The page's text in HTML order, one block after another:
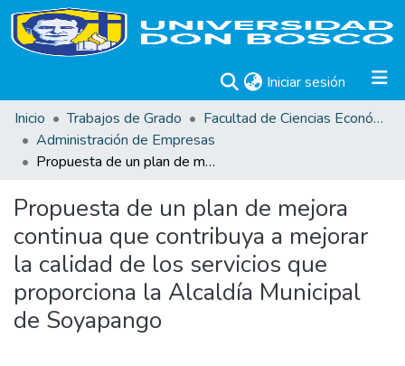
Iniciar sesión (current)
Inicio
Trabajos de Grado
Facultad de Ciencias Económicas
Administración de Empresas
Propuesta de un plan de mejora continua que contribuya a mejorar la calidad de los servicios que proporciona la Alcaldía Municipal de Soyapango
Propuesta de un plan de mejora
continua que contribuya a mejorar
la calidad de los servicios que
proporciona la Alcaldía Municipal
de Soyapango